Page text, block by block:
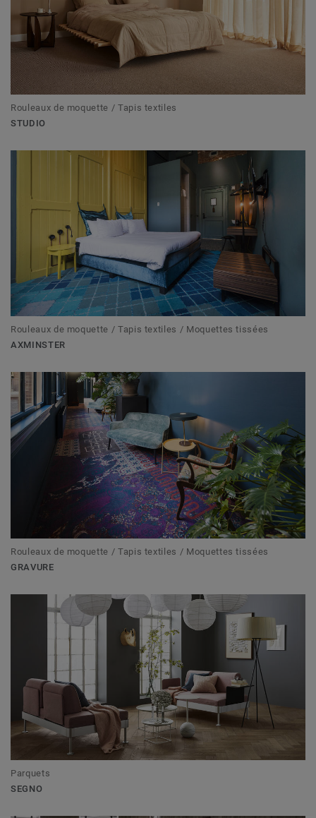
Rouleaux de moquette / Tapis textiles
STUDIO
Rouleaux de moquette / Tapis textiles / Moquettes tissées
AXMINSTER
Rouleaux de moquette / Tapis textiles / Moquettes tissées
GRAVURE
Parquets
SEGNO